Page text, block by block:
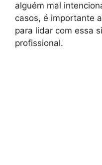
alguém mal
casos, é importante
para lidar com essa
profissional.